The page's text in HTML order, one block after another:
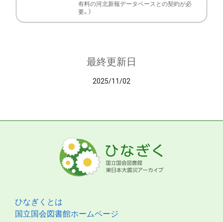
有料の河北新報データベースとの契約が必
要。）
最終更新日
2025/11/02
ひなぎくとは
国立国会図書館ホームページ